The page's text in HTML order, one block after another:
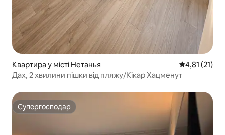
Квартира у місті Нетанья Середня
4,81 (21)
Дах, 2 хвилини пішки від пляжу/Кікар Хацменут
Супергосподар
Супергосподар